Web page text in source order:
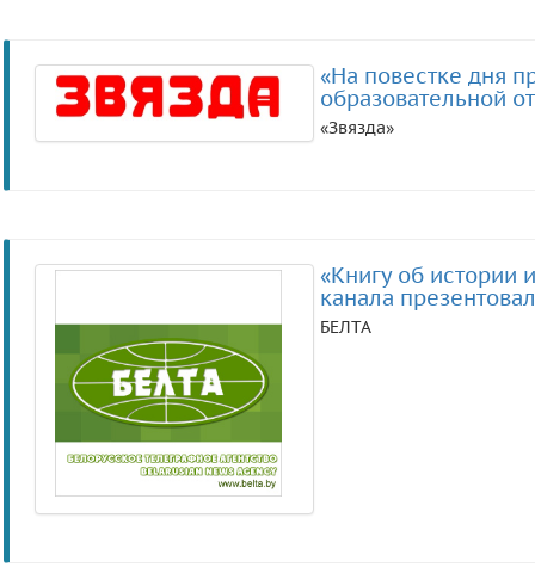
«На повестке дня
образовательной
«Звязда»
«Книгу об истории
канала
БЕЛТА